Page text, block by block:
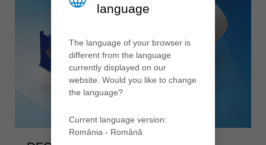
language
The language of your browser is
different from the language
currently displayed on our
website. Would you like to change
the language?
Current language version:
România - Română